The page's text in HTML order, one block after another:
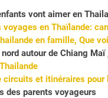
vont aimer en
voyages en Thaïlande:
en famille, Que
autour de Chiang
circuits et itinéraires
des parents voyageurs